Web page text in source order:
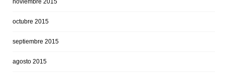
noviembre 2015
octubre 2015
septiembre 2015
agosto 2015